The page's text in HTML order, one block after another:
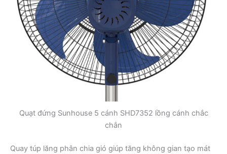
Quạt đứng Sunhouse 5 cánh SHD7352 lồng cánh chắc
chắn
Quay túp lăng phân chia gió giúp tăng không gian tạo mát